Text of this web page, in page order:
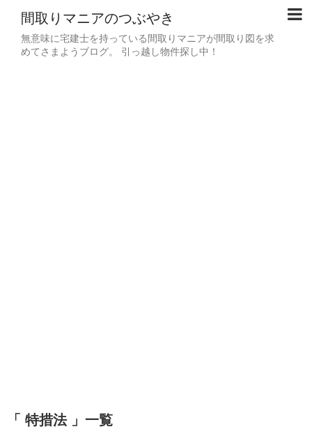
間取りマニアのつぶやき
無意味に宅建士を持っている間取りマニアが間取り図を求
めてさまようブログ。 引っ越し物件探し中！
「 特措法 」一覧